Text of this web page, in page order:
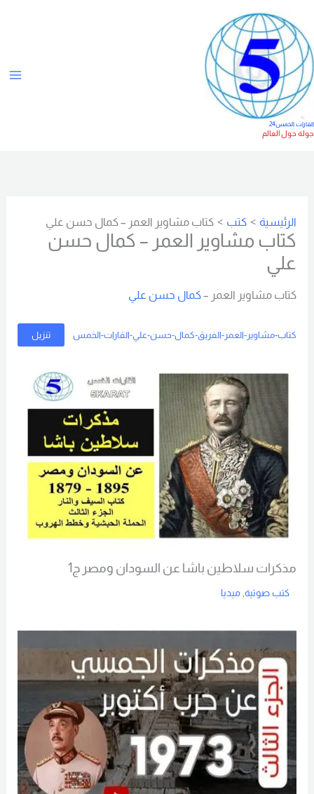
الخمس24
حول العالم
الرئيسية كتب كتاب مشاوير العمر – كمال حسن علي
كتاب مشاوير العمر – كمال حسن
علي
كتاب مشاوير العمر –كمال حسن علي
كتاب-مشاوير-العمر-الفريق-كمال-حسن-علي-القارات-الخمس تنزيل
مذكرات سلاطين باشا عن السودان ومصر ج1
كتب صوتية, ميديا
ص
ف
ا